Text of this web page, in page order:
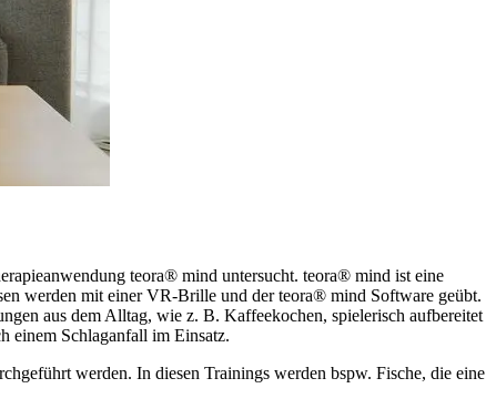
teora® mind untersucht. teora® mind ist eine
werden mit einer VR-Brille und der teora® mind Software geübt.
aus dem Alltag, wie z. B. Kaffeekochen, spielerisch aufbereitet
einem Schlaganfall im Einsatz.
werden. In diesen Trainings werden bspw. Fische, die eine